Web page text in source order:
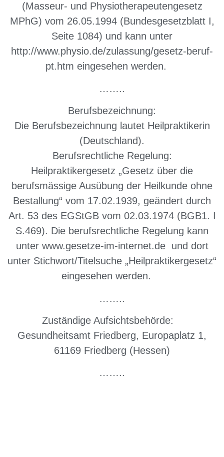
(Masseur- und Physiotherapeutengesetz
MPhG) vom 26.05.1994 (Bundesgesetzblatt I,
Seite 1084) und kann unter
http://www.physio.de/zulassung/gesetz-beruf-
pt.htm eingesehen werden.
……..
Berufsbezeichnung:
Die Berufsbezeichnung lautet Heilpraktikerin
(Deutschland).
Berufsrechtliche Regelung:
Heilpraktikergesetz „Gesetz über die
berufsmässige Ausübung der Heilkunde ohne
Bestallung“ vom 17.02.1939, geändert durch
Art. 53 des EGStGB vom 02.03.1974 (BGB1. I
S.469). Die berufsrechtliche Regelung kann
unter www.gesetze-im-internet.de und dort
unter Stichwort/Titelsuche „Heilpraktikergesetz“
eingesehen werden.
……..
Zuständige Aufsichtsbehörde:
Gesundheitsamt Friedberg, Europaplatz 1,
61169 Friedberg (Hessen)
……..